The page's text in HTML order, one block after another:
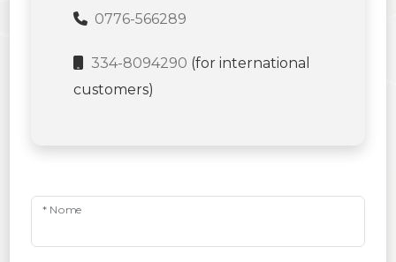
0776-566289
334-8094290 (for international
customers)
* Nome